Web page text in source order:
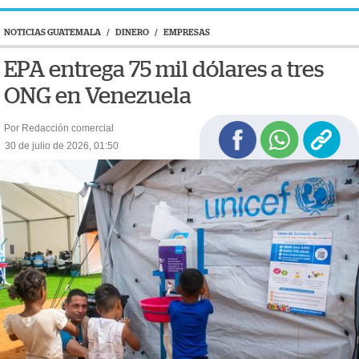
NOTICIAS GUATEMALA / DINERO / EMPRESAS
EPA entrega 75 mil dólares a tres
ONG en Venezuela
Por Redacción comercial
30 de julio de 2026, 01:50